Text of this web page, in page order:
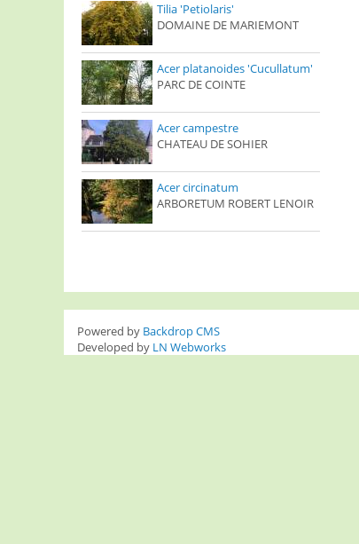
Tilia 'Petiolaris'
DOMAINE DE MARIEMONT
Acer platanoides 'Cucullatum'
PARC DE COINTE
Acer campestre
CHATEAU DE SOHIER
Acer circinatum
ARBORETUM ROBERT LENOIR
Powered by Backdrop CMS
Developed by LN Webworks